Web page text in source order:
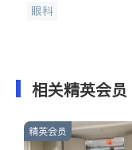
眼科
相关精英会员
精英会员